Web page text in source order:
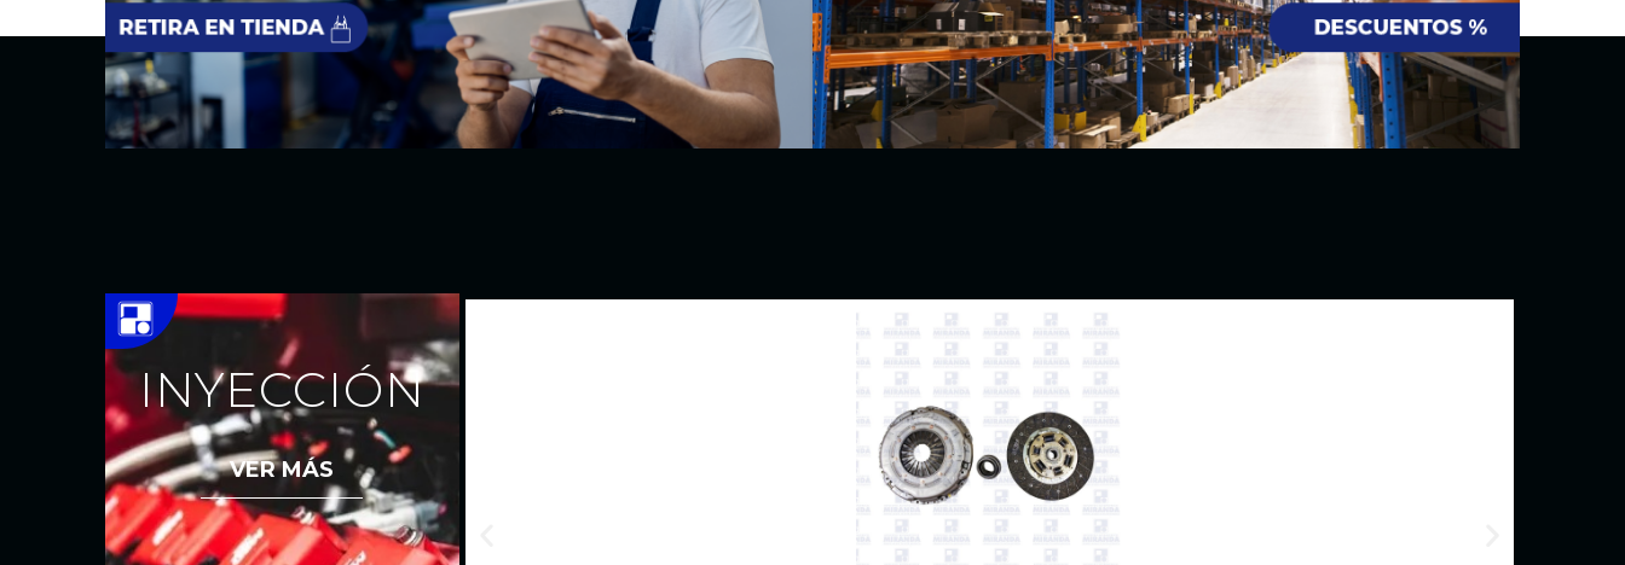
INYECCIÓN
VER MÁS